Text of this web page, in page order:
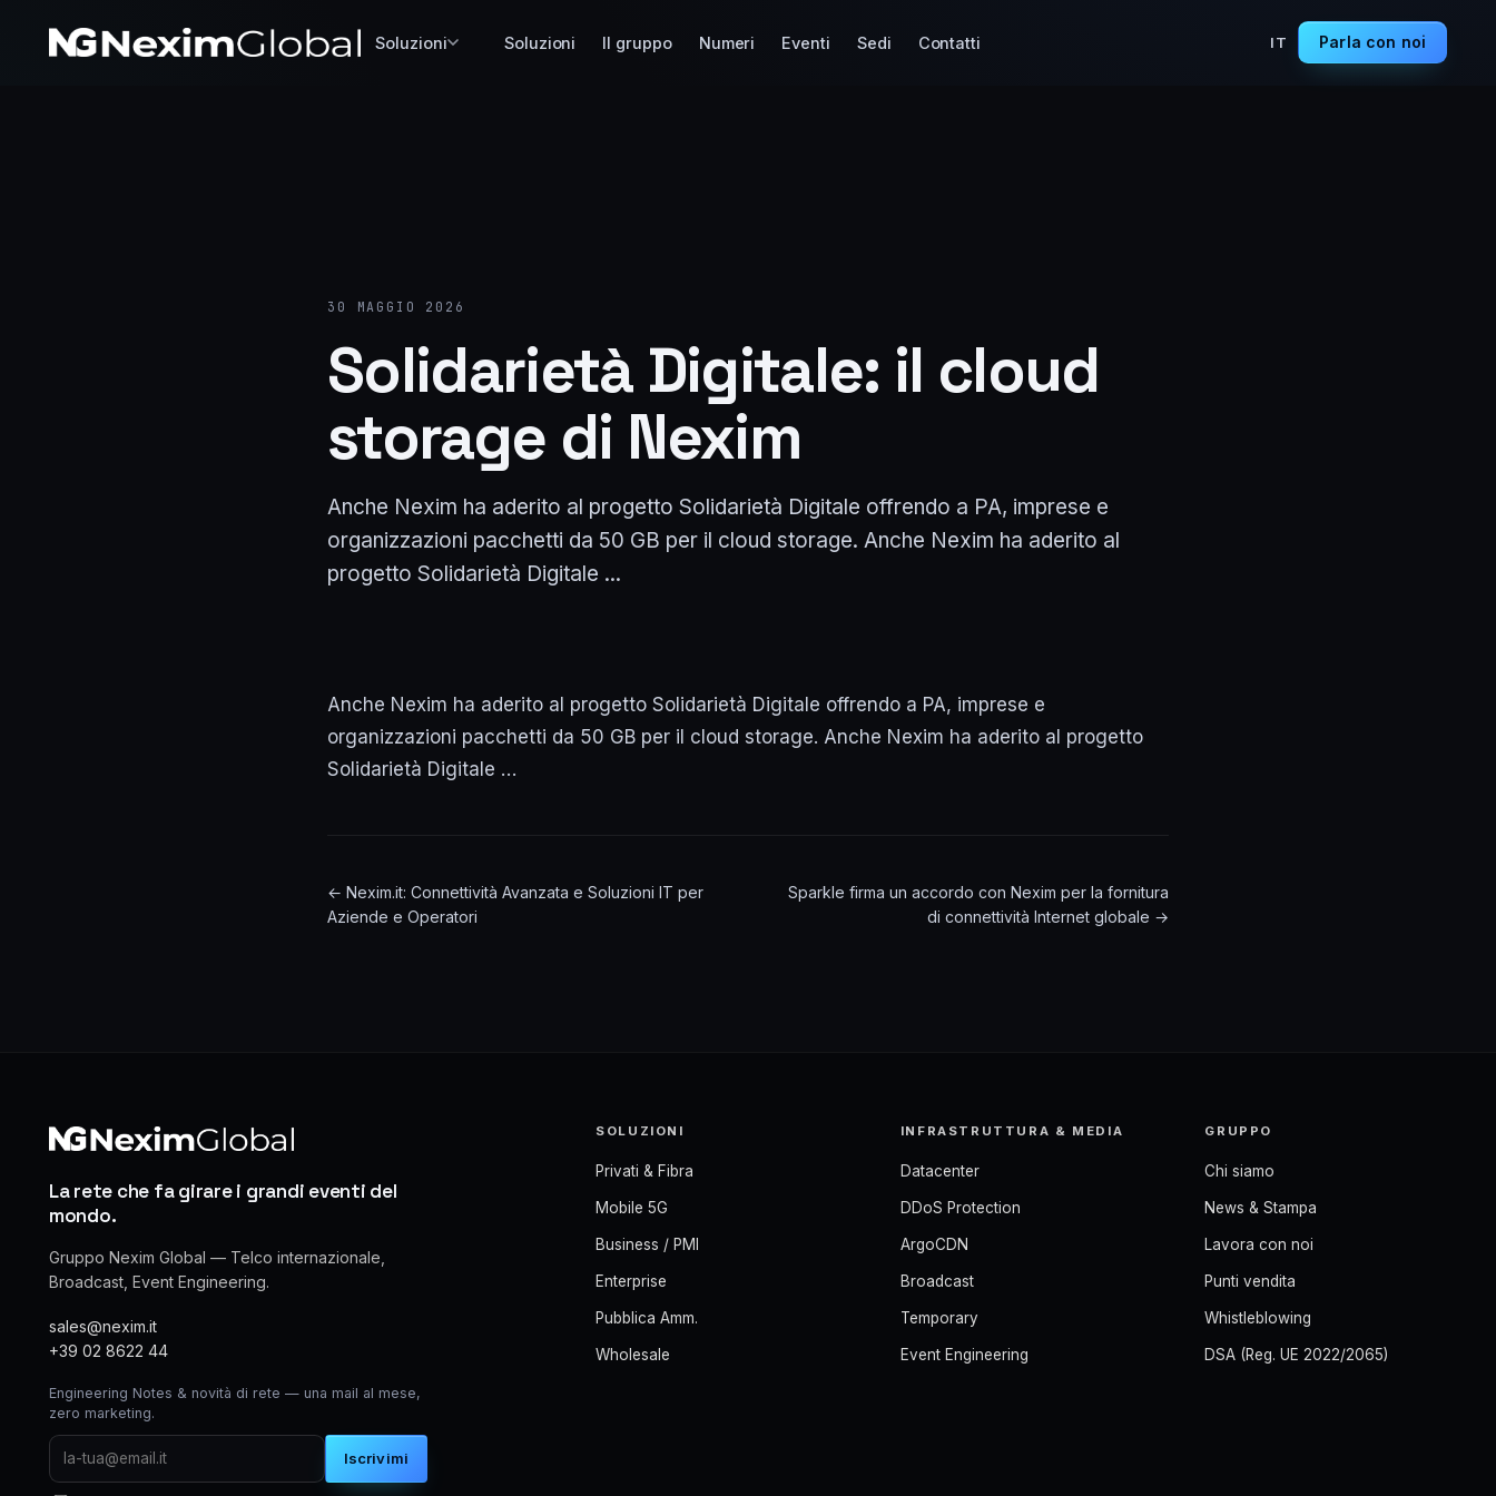
Soluzioni Soluzioni Il gruppo Numeri Eventi Sedi Contatti IT Parla con noi
30 MAGGIO 2026
Solidarietà Digitale: il cloud
storage di Nexim
Anche Nexim ha aderito al progetto Solidarietà Digitale offrendo a PA, imprese e
organizzazioni pacchetti da 50 GB per il cloud storage. Anche Nexim ha aderito al
progetto Solidarietà Digitale ...
Anche Nexim ha aderito al progetto Solidarietà Digitale offrendo a PA, imprese e
organizzazioni pacchetti da 50 GB per il cloud storage. Anche Nexim ha aderito al progetto
Solidarietà Digitale …
← Nexim.it: Connettività Avanzata e Soluzioni IT per
Aziende e Operatori
Sparkle firma un accordo con Nexim per la fornitura
di connettività Internet globale →
La rete che fa girare i grandi eventi del
mondo.
Gruppo Nexim Global — Telco internazionale,
Broadcast, Event Engineering.
sales@nexim.it
+39 02 8622 44
Engineering Notes & novità di rete — una mail al mese,
zero marketing.
Iscrivimi
SOLUZIONI
Privati & Fibra
Mobile 5G
Business / PMI
Enterprise
Pubblica Amm.
Wholesale
INFRASTRUTTURA & MEDIA
Datacenter
DDoS Protection
ArgoCDN
Broadcast
Temporary
Event Engineering
GRUPPO
Chi siamo
News & Stampa
Lavora con noi
Punti vendita
Whistleblowing
DSA (Reg. UE 2022/2065)